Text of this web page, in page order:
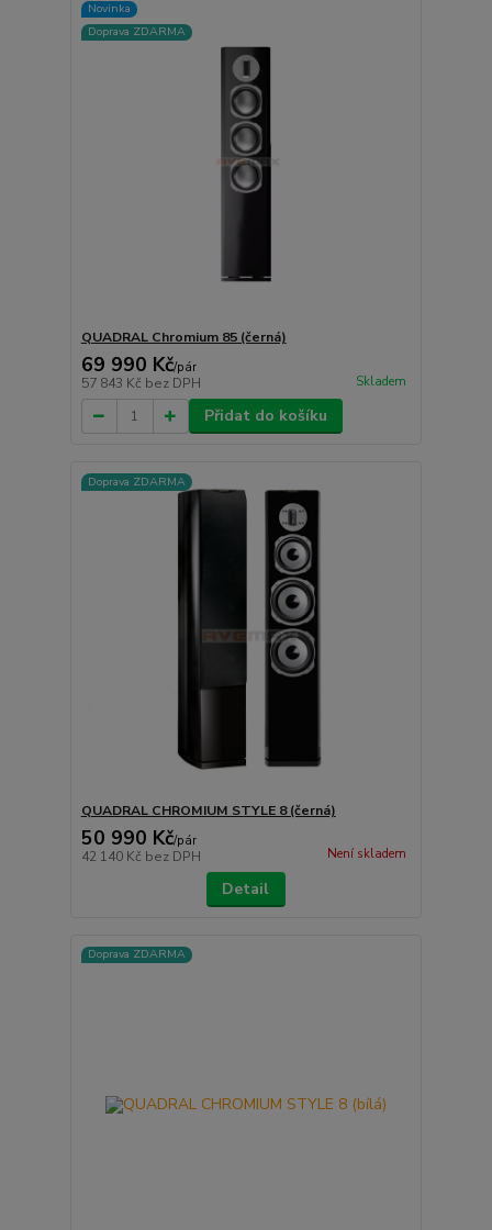
Novinka
Doprava ZDARMA
QUADRAL Chromium 85 (černá)
69 990 Kč/pár
57 843 Kč bez DPH Skladem
Přidat do košíku
Doprava ZDARMA
QUADRAL CHROMIUM STYLE 8 (černá)
50 990 Kč/pár
42 140 Kč bez DPH Není skladem
Detail
Doprava ZDARMA